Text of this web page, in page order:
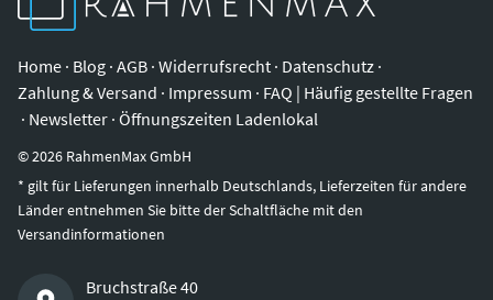
Home · Blog · AGB · Widerrufsrecht · Datenschutz ·
Zahlung & Versand · Impressum · FAQ | Häufig gestellte Fragen
· Newsletter · Öffnungszeiten Ladenlokal
©2026 RahmenMax GmbH
* gilt für Lieferungen innerhalb Deutschlands, Lieferzeiten für andere
Länder entnehmen Sie bitte der Schaltfläche mit den
Versandinformationen
Bruchstraße 40